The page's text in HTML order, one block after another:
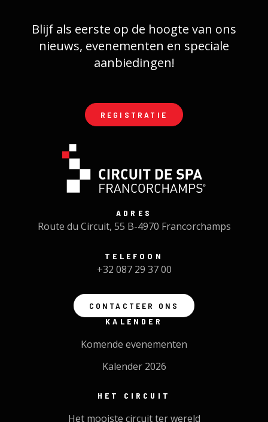
Blijf als eerste op de hoogte van ons
nieuws, evenementen en speciale
aanbiedingen!
REGISTRATIE
ADRES
Route du Circuit, 55 B-4970 Francorchamps
TELEFOON
+32 087 29 37 00
CONTACTEER ONS
KALENDER
Komende evenementen
Kalender 2026
HET CIRCUIT
Het mooiste circuit ter wereld